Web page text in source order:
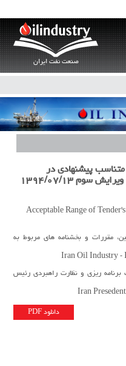
صنعت نفت ایران
پيشنهادي در
سوم ۱۳۹۴/۰۷/۱۳
مقررات و بخشنامه های مربوط به
Iran Oil Industry -
برنامه ریزی و نظارت راهبردی رئیس
Iran
دانلود PDF